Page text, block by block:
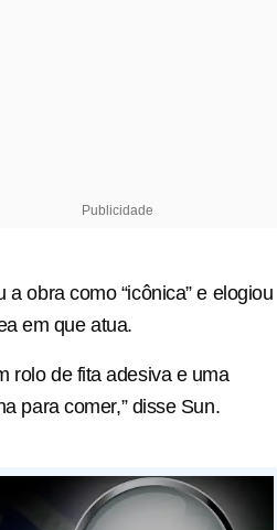
Publicidade
obra como “icônica” e elogiou
em que atua.
rolo de fita adesiva e uma
para comer,” disse Sun.